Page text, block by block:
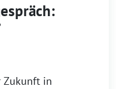
Zukunft in